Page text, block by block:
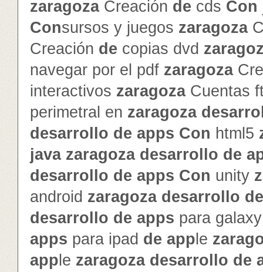
zaragozaCreación de cds Con
Consursos y juegos zaragoza
Creación de copias dvd
navegar por el pdf zaragoza
interactivos zaragozaCuentas
perimetral en zaragoza de
desarrollo de apps Con html5
java zaragoza desarrollo de
desarrollo de apps Con unity
android zaragoza desarrollo de
desarrollo de apps para
apps para ipad de app le
app le zaragoza desarrollo de